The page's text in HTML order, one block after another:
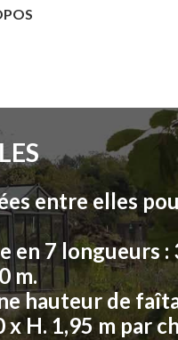
entre elles
7 longueurs :
m.
hauteur de
H. 1,95 m par